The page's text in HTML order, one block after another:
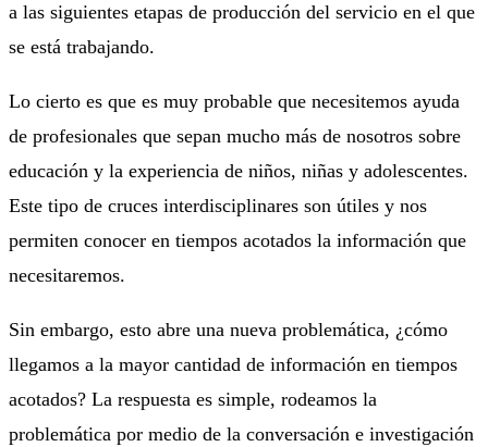
a las siguientes etapas de producción del servicio en el que
se está trabajando.
Lo cierto es que es muy probable que necesitemos ayuda
de profesionales que sepan mucho más de nosotros sobre
educación y la experiencia de niños, niñas y adolescentes.
Este tipo de cruces interdisciplinares son útiles y nos
permiten conocer en tiempos acotados la información que
necesitaremos.
Sin embargo, esto abre una nueva problemática, ¿cómo
llegamos a la mayor cantidad de información en tiempos
acotados? La respuesta es simple, rodeamos la
problemática por medio de la conversación e investigación